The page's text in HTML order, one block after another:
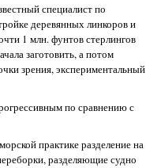
специалист по
деревянных линкоров и
1 млн. фунтов стерлингов
заготовить, а потом
зрения, экспериментальный
по сравнению с
практике разделение на
разделяющие судно